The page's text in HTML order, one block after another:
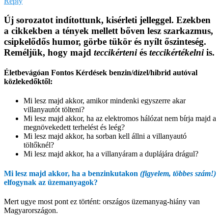
Új sorozatot indítottunk, kisérleti jelleggel. Ezekben
a cikkekben a tények mellett bőven lesz szarkazmus,
csipkelődős humor, görbe tükör és nyílt őszinteség.
Reméljük, hogy majd teccikérteniés teccikértékelniis.
Életbevágóan Fontos Kérdések benzin/dízel/hibrid autóval
közlekedőktől:
Mi lesz majd akkor, amikor mindenki egyszerre akar
villanyautót tölteni?
Mi lesz majd akkor, ha az elektromos hálózat nem bírja majd a
megnövekedett terhelést és leég?
Mi lesz majd akkor, ha sorban kell állni a villanyautó
töltőknél?
Mi lesz majd akkor, ha a villanyáram a duplájára drágul?
Mi lesz majd akkor, ha a benzinkutakon (figyelem, többes szám!)
elfogynak az üzemanyagok?
Mert ugye most pont ez történt: országos üzemanyag-hiány van
Magyarországon.